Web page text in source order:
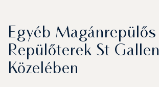
Egyéb Magánrepülős
Repülőterek St Gallen
Közelében